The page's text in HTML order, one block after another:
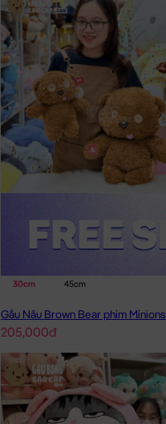
30cm 45cm
Gấu Nâu Brown Bear phim Minions
205,000đ